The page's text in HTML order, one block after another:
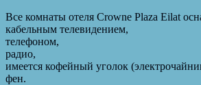
Все комнаты отеля Crowne Plaza Eilat
кабельным телевидением,
телефоном,
радио,
имеется кофейный уголок
фен.